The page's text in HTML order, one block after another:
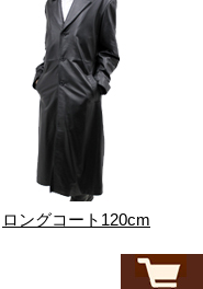
ロングコート120cm